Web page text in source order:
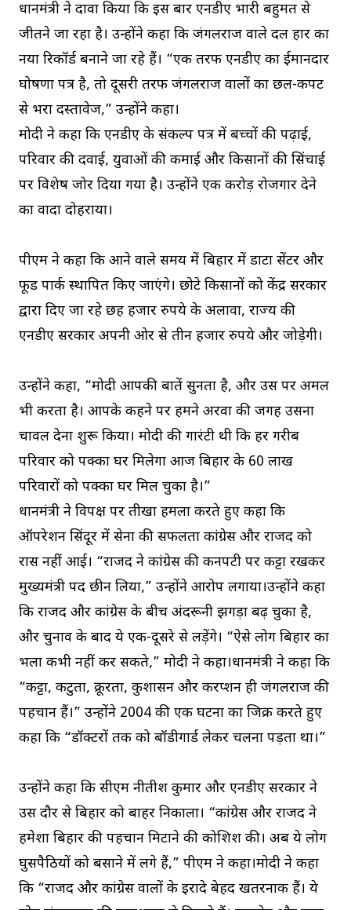
प्रधानमंत्री ने दावा किया कि इस बार एनडीए भारी बहुमत से
जीतने जा रहा है। उन्होंने कहा कि जंगलराज वाले दल हार का
नया रिकॉर्ड बनाने जा रहे हैं। “एक तरफ एनडीए का ईमानदार
घोषणा पत्र है, तो दूसरी तरफ जंगलराज वालों का छल-कपट
से भरा दस्तावेज,” उन्होंने कहा।
मोदी ने कहा कि एनडीए के संकल्प पत्र में बच्चों की पढ़ाई,
परिवार की दवाई, युवाओं की कमाई और किसानों की सिंचाई
पर विशेष जोर दिया गया है। उन्होंने एक करोड़ रोजगार देने
का वादा दोहराया।
पीएम ने कहा कि आने वाले समय में बिहार में डाटा सेंटर और
फूड पार्क स्थापित किए जाएंगे। छोटे किसानों को केंद्र सरकार
द्वारा दिए जा रहे छह हजार रुपये के अलावा, राज्य की
एनडीए सरकार अपनी ओर से तीन हजार रुपये और जोड़ेगी।
उन्होंने कहा, “मोदी आपकी बातें सुनता है, और उस पर अमल
भी करता है। आपके कहने पर हमने अरवा की जगह उसना
चावल देना शुरू किया। मोदी की गारंटी थी कि हर गरीब
परिवार को पक्का घर मिलेगा आज बिहार के 60 लाख
परिवारों को पक्का घर मिल चुका है।”
प्रधानमंत्री ने विपक्ष पर तीखा हमला करते हुए कहा कि
ऑपरेशन सिंदूर में सेना की सफलता कांग्रेस और राजद को
रास नहीं आई। “राजद ने कांग्रेस की कनपटी पर कट्टा रखकर
मुख्यमंत्री पद छीन लिया,” उन्होंने आरोप लगाया।उन्होंने कहा
कि राजद और कांग्रेस के बीच अंदरूनी झगड़ा बढ़ चुका है,
और चुनाव के बाद ये एक-दूसरे से लड़ेंगे। “ऐसे लोग बिहार का
भला कभी नहीं कर सकते,” मोदी ने कहा।प्रधानमंत्री ने कहा कि
“कट्टा, कटुता, क्रूरता, कुशासन और करप्शन ही जंगलराज की
पहचान हैं।” उन्होंने 2004 की एक घटना का जिक्र करते हुए
कहा कि “डॉक्टरों तक को बॉडीगार्ड लेकर चलना पड़ता था।”
उन्होंने कहा कि सीएम नीतीश कुमार और एनडीए सरकार ने
उस दौर से बिहार को बाहर निकाला। “कांग्रेस और राजद ने
हमेशा बिहार की पहचान मिटाने की कोशिश की। अब ये लोग
घुसपैठियों को बसाने में लगे हैं,” पीएम ने कहा।मोदी ने कहा
कि “राजद और कांग्रेस वालों के इरादे बेहद खतरनाक हैं। ये